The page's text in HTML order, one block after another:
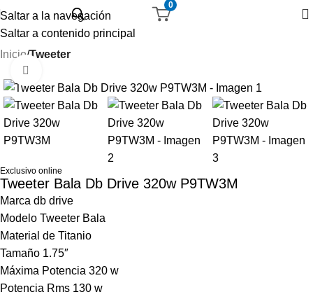
Saltar a la navegación
Saltar a contenido principal
0
Inicio Tweeter
Exclusivo online
Tweeter Bala Db Drive 320w P9TW3M
Marca db drive
Modelo Tweeter Bala
Material de Titanio
Tamaño 1.75″
Máxima Potencia 320 w
Potencia Rms 130 w